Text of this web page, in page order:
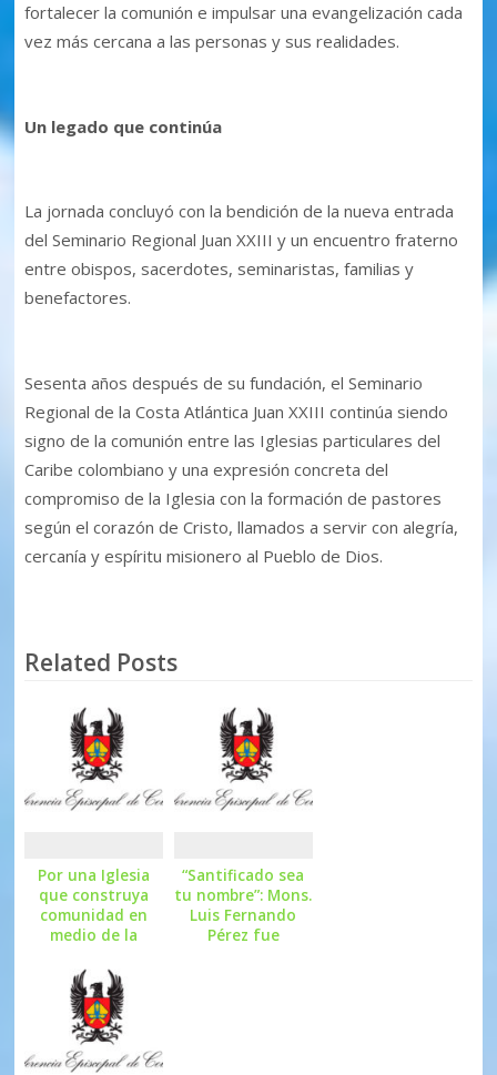
fortalecer la comunión e impulsar una evangelización cada
vez más cercana a las personas y sus realidades.
Un legado que continúa
La jornada concluyó con la bendición de la nueva entrada
del Seminario Regional Juan XXIII y un encuentro fraterno
entre obispos, sacerdotes, seminaristas, familias y
benefactores.
Sesenta años después de su fundación, el Seminario
Regional de la Costa Atlántica Juan XXIII continúa siendo
signo de la comunión entre las Iglesias particulares del
Caribe colombiano y una expresión concreta del
compromiso de la Iglesia con la formación de pastores
según el corazón de Cristo, llamados a servir con alegría,
cercanía y espíritu misionero al Pueblo de Dios.
Related Posts
Por una Iglesia
que construya
comunidad en
medio de la
intención de
oración del Papa
León XIV para
agosto
“Santificado sea
tu nombre”: Mons.
Luis Fernando
Pérez fue